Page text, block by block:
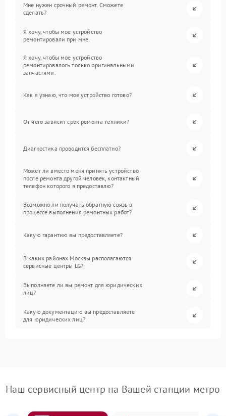
Мне нужен срочный ремонт. Сможете
сделать?
Я хочу, чтобы мое устройство
ремонтировали при мне.
Я хочу, чтобы мое устройство
ремонтировалось только оригинальными
запчастями.
Как я узнаю, что мое устройство готово?
От чего зависит срок ремонта техники?
Диагностика проводится бесплатно?
Может ли вместо меня принять устройство
после ремонта другой человек, контактный
телефон которого я предоставлю?
Возможно ли получать обратную связь в
процессе выполнения ремонтных работ?
Какую гарантию вы предоставляете?
В каких районах Москвы располагаются
сервисные центры LG?
Выполняете ли вы ремонт для юридических
лиц?
Какую документацию вы предоставляете
для юридических лиц?
Наш сервисный центр на Вашей станции метро